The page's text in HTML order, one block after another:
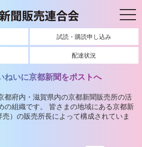
試読・購読申し込み
配達状況
ねいに京都新聞をポストへ
都府内・滋賀県内の京都新聞販売所の活
の組織です。 皆さまの地域にある京都新
）の販売所長によって構成されていま